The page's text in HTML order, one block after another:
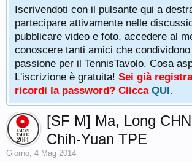
Iscrivendoti con il pulsante qui a
partecipare attivamente nelle
pubblicare video e foto, accedere al
conoscere tanti amici che
passione per il TennisTavolo. Cosa
L'iscrizione è gratuita! Sei già
ricordi la password? Clicca QUI.
[SF M] Ma, Long
Chih-Yuan TPE
Giorno, 4 Mag 2014